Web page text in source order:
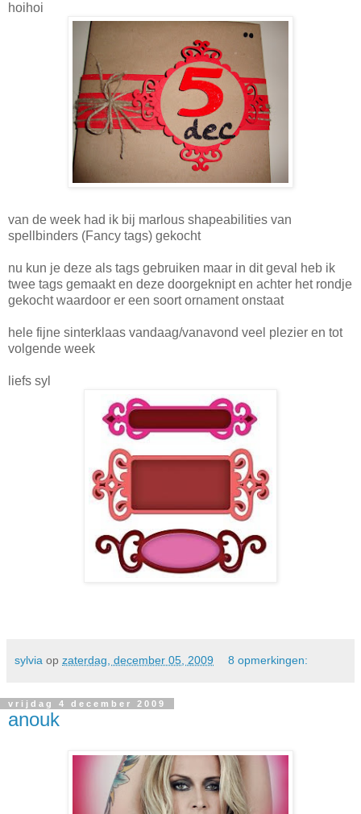
hoihoi
van de week had ik bij marlous shapeabilities van
spellbinders (Fancy tags) gekocht
nu kun je deze als tags gebruiken maar in dit geval heb ik
twee tags gemaakt en deze doorgeknipt en achter het rondje
gekocht waardoor er een soort ornament onstaat
hele fijne sinterklaas vandaag/vanavond veel plezier en tot
volgende week
liefs syl
sylvia op zaterdag, december 05, 2009 8 opmerkingen:
vrijdag 4 december 2009
anouk